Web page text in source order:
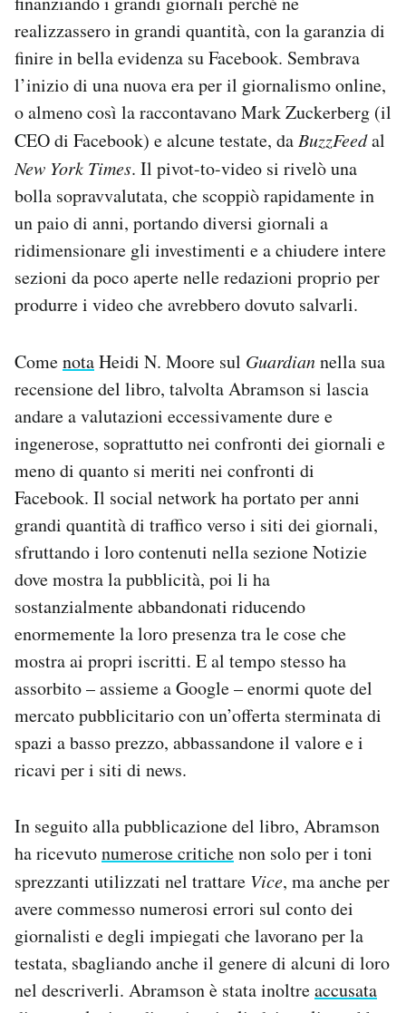
realizzassero in grandi quantità, con la garanzia di
finire in bella evidenza su Facebook. Sembrava
l’inizio di una nuova era per il giornalismo online,
o almeno così la raccontavano Mark Zuckerberg (il
CEO di Facebook) e alcune testate, daBuzzFeedal
New York Times. Il pivot-to-video si rivelò una
bolla sopravvalutata, che scoppiò rapidamente in
un paio di anni, portando diversi giornali a
ridimensionare gli investimenti e a chiudere intere
sezioni da poco aperte nelle redazioni proprio per
produrre i video che avrebbero dovuto salvarli.
ComenotaHeidi N. Moore sul Guardiannella sua
recensione del libro, talvolta Abramson si lascia
andare a valutazioni eccessivamente dure e
ingenerose, soprattutto nei confronti dei giornali e
meno di quanto si meriti nei confronti di
Facebook. Il social network ha portato per anni
grandi quantità di traffico verso i siti dei giornali,
sfruttando i loro contenuti nella sezione Notizie
dove mostra la pubblicità, poi li ha
sostanzialmente abbandonati riducendo
enormemente la loro presenza tra le cose che
mostra ai propri iscritti. E al tempo stesso ha
assorbito – assieme a Google – enormi quote del
mercato pubblicitario con un’offerta sterminata di
spazi a basso prezzo, abbassandone il valore e i
ricavi per i siti di news.
In seguito alla pubblicazione del libro, Abramson
ha ricevutonumerose critichenon solo per i toni
sprezzanti utilizzati nel trattare Vice, ma anche per
avere commesso numerosi errori sul conto dei
giornalisti e degli impiegati che lavorano per la
testata, sbagliando anche il genere di alcuni di loro
nel descriverli. Abramson è stata inoltreaccusata